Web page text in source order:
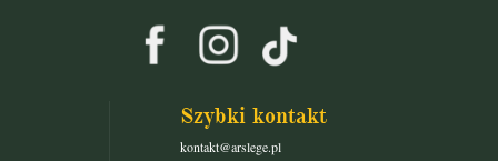
Szybki kontakt
kontakt@arslege.pl